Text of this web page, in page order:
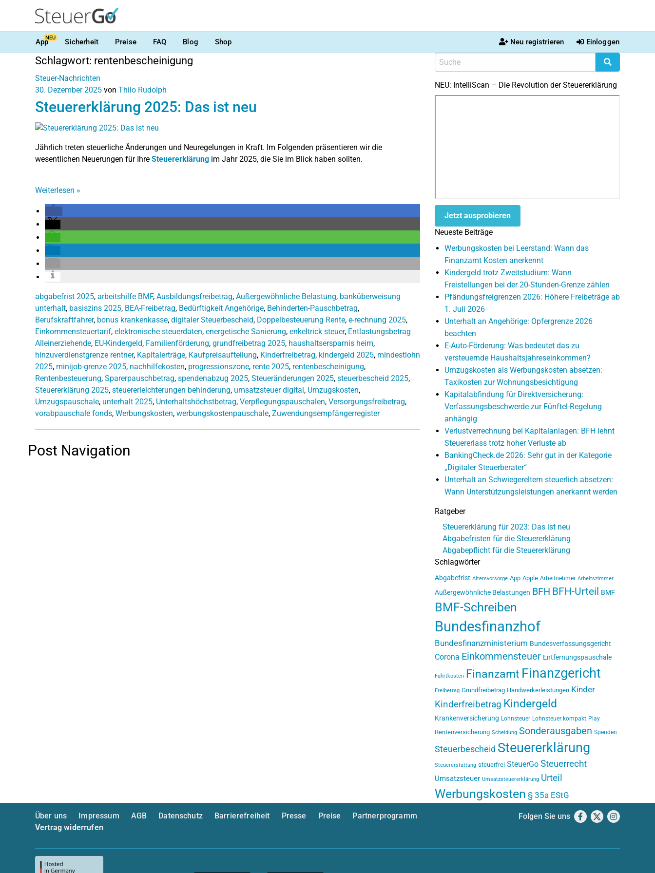
AppNEU Sicherheit Preise FAQ Blog Shop Neu registrieren Einloggen
Schlagwort: rentenbescheinigung
Steuer-Nachrichten
30. Dezember 2025 von Thilo Rudolph
Steuererklärung 2025: Das ist neu
Jährlich treten steuerliche Änderungen und Neuregelungen in Kraft. Im Folgenden präsentieren wir die
wesentlichen Neuerungen für Ihre Steuererklärung im Jahr 2025, die Sie im Blick haben sollten.
Weiterlesen »
abgabefrist 2025, arbeitshilfe BMF, Ausbildungsfreibetrag, Außergewöhnliche Belastung, banküberweisung
unterhalt, basiszins 2025, BEA-Freibetrag, Bedürftigkeit Angehörige, Behinderten-Pauschbetrag,
Berufskraftfahrer, bonus krankenkasse, digitaler Steuerbescheid, Doppelbesteuerung Rente, e-rechnung 2025,
Einkommensteuertarif, elektronische steuerdaten, energetische Sanierung, enkeltrick steuer, Entlastungsbetrag
Alleinerziehende, EU-Kindergeld, Familienförderung, grundfreibetrag 2025, haushaltsersparnis heim,
hinzuverdienstgrenze rentner, Kapitalerträge, Kaufpreisaufteilung, Kinderfreibetrag, kindergeld 2025, mindestlohn
2025, minijob-grenze 2025, nachhilfekosten, progressionszone, rente 2025, rentenbescheinigung,
Rentenbesteuerung, Sparerpauschbetrag, spendenabzug 2025, Steueränderungen 2025, steuerbescheid 2025,
Steuererklärung 2025, steuererleichterungen behinderung, umsatzsteuer digital, Umzugskosten,
Umzugspauschale, unterhalt 2025, Unterhaltshöchstbetrag, Verpflegungspauschalen, Versorgungsfreibetrag,
vorabpauschale fonds, Werbungskosten, werbungskostenpauschale, Zuwendungsempfängerregister
Post Navigation
NEU: IntelliScan – Die Revolution der Steuererklärung
Jetzt ausprobieren
Neueste Beiträge
Werbungskosten bei Leerstand: Wann das
Finanzamt Kosten anerkennt
Kindergeld trotz Zweitstudium: Wann
Freistellungen bei der 20-Stunden-Grenze zählen
Pfändungsfreigrenzen 2026: Höhere Freibeträge ab
1. Juli 2026
Unterhalt an Angehörige: Opfergrenze 2026
beachten
E-Auto-Förderung: Was bedeutet das zu
versteuernde Haushaltsjahreseinkommen?
Umzugskosten als Werbungskosten absetzen:
Taxikosten zur Wohnungsbesichtigung
Kapitalabfindung für Direktversicherung:
Verfassungsbeschwerde zur Fünftel-Regelung
anhängig
Verlustverrechnung bei Kapitalanlagen: BFH lehnt
Steuererlass trotz hoher Verluste ab
BankingCheck.de 2026: Sehr gut in der Kategorie
„Digitaler Steuerberater“
Unterhalt an Schwiegereltern steuerlich absetzen:
Wann Unterstützungsleistungen anerkannt werden
Ratgeber
Steuererklärung für 2023: Das ist neu
Abgabefristen für die Steuererklärung
Abgabepflicht für die Steuererklärung
Schlagwörter
Abgabefrist Altersvorsorge App Apple Arbeitnehmer Arbeitszimmer
Außergewöhnliche Belastungen BFH BFH-Urteil BMF
BMF-Schreiben
Bundesfinanzhof
Bundesfinanzministerium Bundesverfassungsgericht
Corona Einkommensteuer Entfernungspauschale
Fahrtkosten Finanzamt Finanzgericht
Freibetrag Grundfreibetrag Handwerkerleistungen Kinder
Kinderfreibetrag Kindergeld
Krankenversicherung Lohnsteuer Lohnsteuer kompakt Play
Rentenversicherung Scheidung Sonderausgaben Spenden
Steuerbescheid Steuererklärung
Steuererstattung steuerfrei SteuerGo Steuerrecht
Umsatzsteuer Umsatzsteuererklärung Urteil
Werbungskosten § 35a EStG
Über uns Impressum AGB Datenschutz Barrierefreiheit Presse Preise
Partnerprogramm
Vertrag widerrufen
Folgen Sie uns Facebook
X Instagram